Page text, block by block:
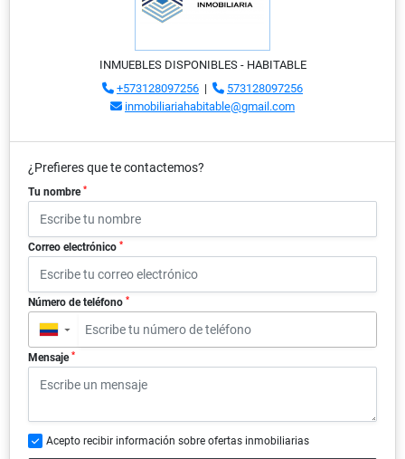
INMUEBLES DISPONIBLES - HABITABLE
+573128097256 |
573128097256
inmobiliariahabitable@gmail.com
¿Prefieres que te contactemos?
Tu nombre *
Correo electrónico *
Número de teléfono *
▼
Mensaje *
Acepto recibir información sobre ofertas inmobiliarias